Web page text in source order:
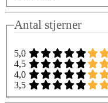
Antal stjerner
5,0
4,5
4,0
3,5